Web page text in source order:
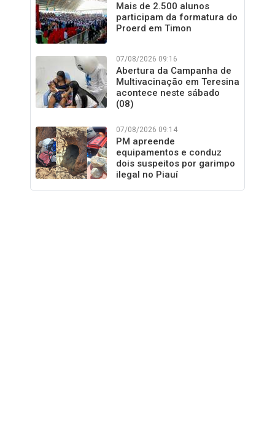
Mais de 2.500 alunos
participam da formatura do
Proerd em Timon
07/08/2026 09:16
Abertura da Campanha de
Multivacinação em Teresina
acontece neste sábado
(08)
07/08/2026 09:14
PM apreende
equipamentos e conduz
dois suspeitos por garimpo
ilegal no Piauí